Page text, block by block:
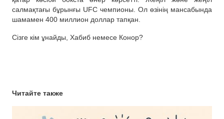
салмақтағы бұрынғы UFC чемпионы. Ол өзінің мансабында
шамамен 400 миллион доллар тапқан.
Сізге кім ұнайды, Хабиб немесе Конор?
Читайте также